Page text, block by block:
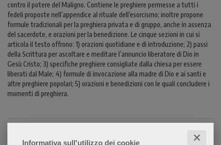
Informativa sull'utilizzo dei cookie ✕
contro il potere del Maligno. Contiene le preghiere permesse a tutti i
fedeli proposte nell’appendice al rituale dell’esorcismo; inoltre propone
formule tradizionali per la preghiera privata e di gruppo, anche in assenza
del sacerdote, e orazioni per la benedizione. Le cinque sezioni in cui si
articola il testo offrono: 1) orazioni quotidiane e di introduzione; 2) passi
della Scrittura per ascoltare e meditare l’annuncio liberatore di Dio in
Gesù Cristo; 3) specifiche preghiere consigliate dalla chiesa per essere
liberati dal Male; 4) formule di invocazione alla madre di Dio e ai santi e
altre preghiere popolari; 5) orazioni e benedizioni con le quali concludere i
momenti di preghiera.